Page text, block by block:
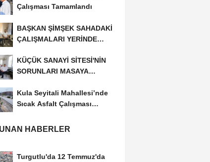
Çalışması Tamamlandı
BAŞKAN ŞİMŞEK SAHADAKİ
ÇALIŞMALARI YERİNDE
KÜÇÜK SANAYİ SİTESİ'NİN
SORUNLARI MASAYA
Kula Seyitali Mahallesi’nde
Sıcak Asfalt Çalışması
HABERLER
Turgutlu'da 12 Temmuz'da